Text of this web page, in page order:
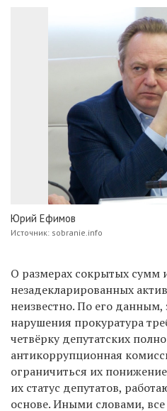
Юрий Ефимов
Источник: sobranie.info
О размерах сокрытых сумм
незадекларированных
неизвестно. По его
нарушения прокуратура
четвёрку депутатских
антикоррупционная
ограничиться их
их статус депутатов,
основе. Иными словами,